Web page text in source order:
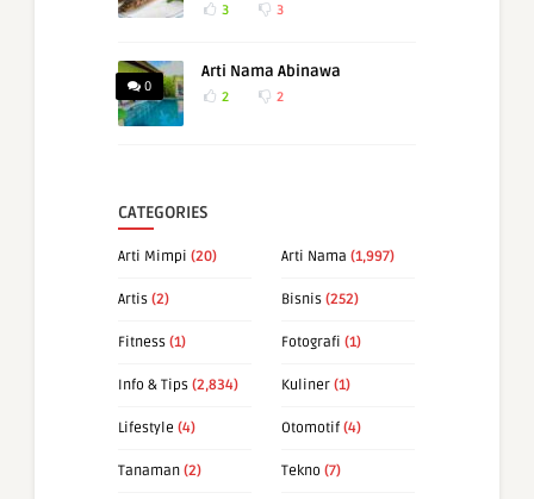
3 3
0
Arti Nama Abinawa
2 2
CATEGORIES
Arti Mimpi (20) Arti Nama (1,997)
Artis (2) Bisnis (252)
Fitness (1) Fotografi (1)
Info & Tips (2,834) Kuliner (1)
Lifestyle (4) Otomotif (4)
Tanaman (2) Tekno (7)